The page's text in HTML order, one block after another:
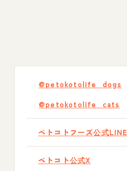
@petokotolife_dogs
@petokotolife_cats
ペトコトフーズ公式LINE
ペトコト公式X